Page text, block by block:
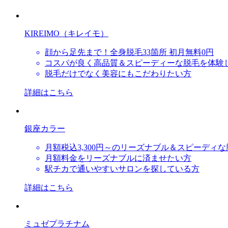
KIREIMO（キレイモ）
顔から足先まで！全身脱毛33箇所 初月無料0円
コスパが良く高品質＆スピーディーな脱毛を体験
脱毛だけでなく美容にもこだわりたい方
詳細はこちら
銀座カラー
月額税込3,300円～のリーズナブル＆スピーディ
月額料金をリーズナブルに済ませたい方
駅チカで通いやすいサロンを探している方
詳細はこちら
ミュゼプラチナム